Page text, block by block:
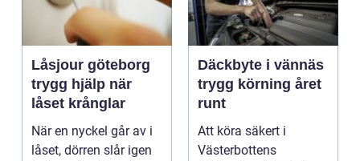
Låsjour göteborg
trygg hjälp när
låset krånglar
När en nyckel går av i
låset, dörren slår igen
Däckbyte i vännäs
trygg körning året
runt
Att köra säkert i
Västerbottens